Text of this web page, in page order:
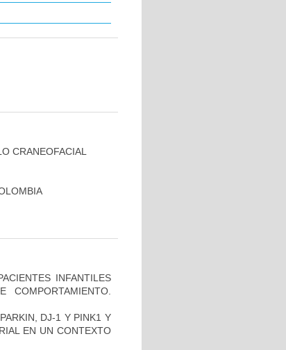
CRANEOFACIAL
INFANTILES
COMPORTAMIENTO.
DJ-1 Y PINK1 Y
EN UN CONTEXTO